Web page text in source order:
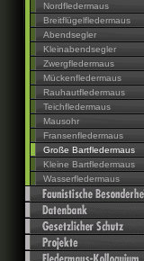
Nordfledermaus
Breitflügelfledermaus
Abendsegler
Kleinabendsegler
Zwergfledermaus
Mückenfledermaus
Rauhautfledermaus
Teichfledermaus
Mausohr
Fransenfledermaus
Große Bartfledermaus
Kleine Bartfledermaus
Wasserfledermaus